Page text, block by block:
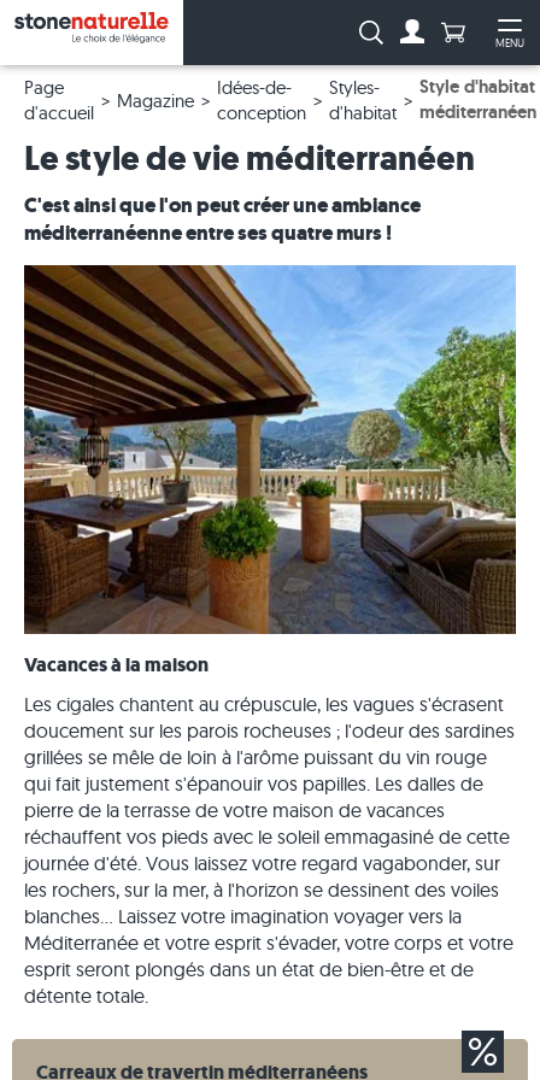
MENU
Recherche :Anzahl
Page
d'accueil
Magazine
Idées-de-
conception
Styles-
d'habitat
Style d'habitat
méditerranéen
Le style de vie méditerranéen
C'est ainsi que l'on peut créer une ambiance
méditerranéenne entre ses quatre murs !
Vacances à la maison
Les cigales chantent au crépuscule, les vagues s'écrasent
doucement sur les parois rocheuses ; l'odeur des sardines
grillées se mêle de loin à l'arôme puissant du vin rouge
qui fait justement s'épanouir vos papilles. Les dalles de
pierre de la terrasse de votre maison de vacances
réchauffent vos pieds avec le soleil emmagasiné de cette
journée d'été. Vous laissez votre regard vagabonder, sur
les rochers, sur la mer, à l'horizon se dessinent des voiles
blanches... Laissez votre imagination voyager vers la
Méditerranée et votre esprit s'évader, votre corps et votre
esprit seront plongés dans un état de bien-être et de
détente totale.
Carreaux de travertin méditerranéens